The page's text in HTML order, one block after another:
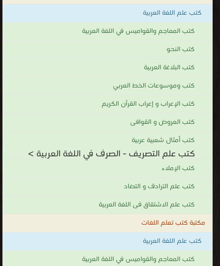
.
كتب علم اللغة العربية
كتب المعاجم والقواميس في اللغة العربية
كتب النحو
كتب البلاغة العربية
كتب وموسوعات الخط العربي
كتب الإعراب و إعراب القرآن الكريم
كتب العروض و القوافى
كتب أمثال شعبية عربية
كتب علم التصريف - الصرف في اللغة العربية >
كتب الإملاء
كتب علم الترادف و التضاد
كتب علم الاشتقاق فى اللغة العربية
مكتبة كتب تعلم اللغات
كتب علم اللغة العربية
كتب المعاجم والقواميس في اللغة العربية